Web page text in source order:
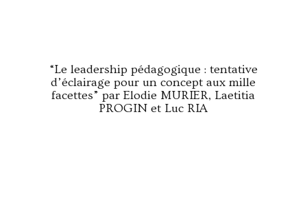
“Le leadership pédagogique : tentative
d’éclairage pour un concept aux mille
facettes” par Elodie MURIER, Laetitia
PROGIN et Luc RIA